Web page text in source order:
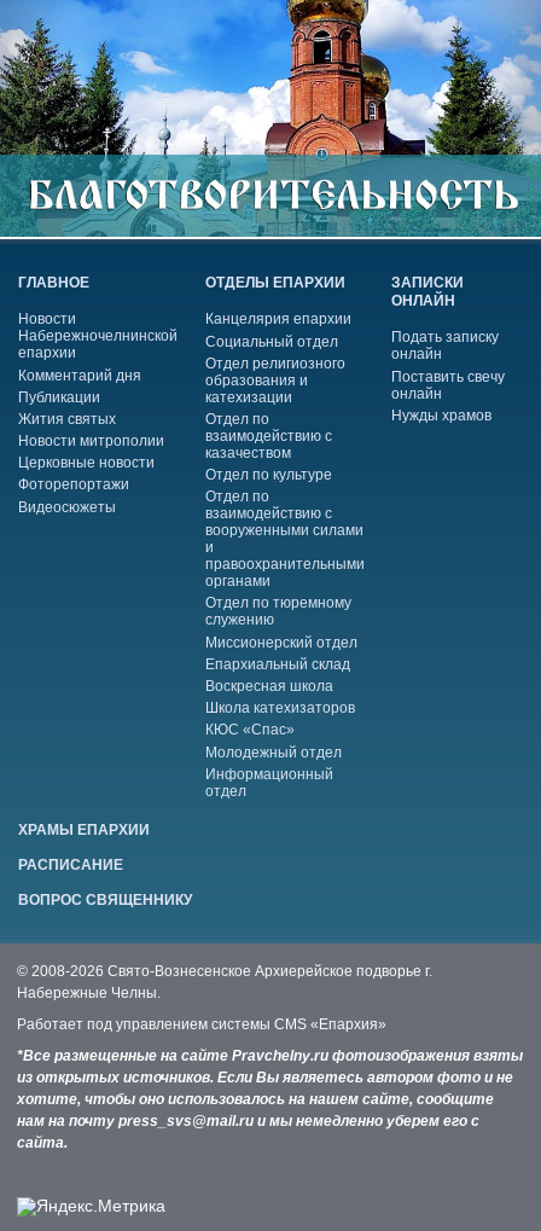
ГЛАВНОЕ
Новости
Набережночелнинской
епархии
Комментарий дня
Публикации
Жития святых
Новости митрополии
Церковные новости
Фоторепортажи
Видеосюжеты
ОТДЕЛЫ ЕПАРХИИ
Канцелярия епархии
Социальный отдел
Отдел религиозного
образования и
катехизации
Отдел по
взаимодействию с
казачеством
Отдел по культуре
Отдел по
взаимодействию с
вооруженными силами
и
правоохранительными
органами
Отдел по тюремному
служению
Миссионерский отдел
Епархиальный склад
Воскресная школа
Школа катехизаторов
КЮС «Спас»
Молодежный отдел
Информационный
отдел
ЗАПИСКИ
ОНЛАЙН
Подать записку
онлайн
Поставить свечу
онлайн
Нужды храмов
ХРАМЫ ЕПАРХИИ
РАСПИСАНИЕ
ВОПРОС СВЯЩЕННИКУ
© 2008-2026 Свято-Вознесенское Архиерейское подворье г.
Набережные Челны.
Работает под управлением системы CMS «Епархия»
*Все размещенные на сайте Pravchelny.ru фотоизображения взяты
из открытых источников. Если Вы являетесь автором фото и не
хотите, чтобы оно использовалось на нашем сайте, сообщите
нам на почту press_svs@mail.ru и мы немедленно уберем его с
сайта.